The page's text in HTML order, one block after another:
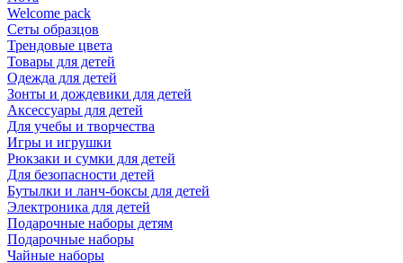
Welcome pack
Сеты образцов
Трендовые цвета
Товары для детей
Одежда для детей
Зонты и дождевики для детей
Аксессуары для детей
Для учебы и творчества
Игры и игрушки
Рюкзаки и сумки для детей
Для безопасности детей
Бутылки и ланч-боксы для детей
Электроника для детей
Подарочные наборы детям
Подарочные наборы
Чайные наборы